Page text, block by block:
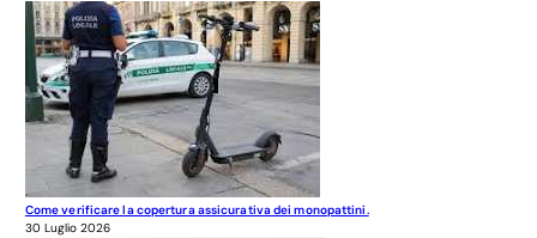
Come verificare la copertura assicurativa dei monopattini.
30 Luglio 2026